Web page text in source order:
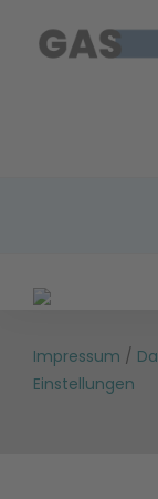
Inhalt
Impressum /
Einstellungen